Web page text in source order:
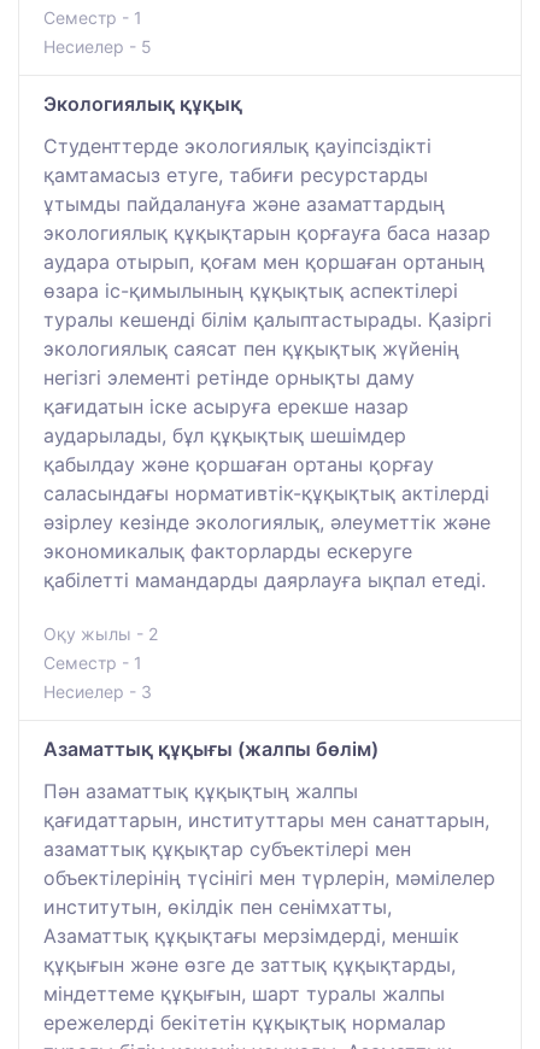
Семестр - 1
Несиелер - 5
Экологиялық құқық
Студенттерде экологиялық қауіпсіздікті
қамтамасыз етуге, табиғи ресурстарды
ұтымды пайдалануға және азаматтардың
экологиялық құқықтарын қорғауға баса назар
аудара отырып, қоғам мен қоршаған ортаның
өзара іс-қимылының құқықтық аспектілері
туралы кешенді білім қалыптастырады. Қазіргі
экологиялық саясат пен құқықтық жүйенің
негізгі элементі ретінде орнықты даму
қағидатын іске асыруға ерекше назар
аударылады, бұл құқықтық шешімдер
қабылдау және қоршаған ортаны қорғау
саласындағы нормативтік-құқықтық актілерді
әзірлеу кезінде экологиялық, әлеуметтік және
экономикалық факторларды ескеруге
қабілетті мамандарды даярлауға ықпал етеді.
Оқу жылы - 2
Семестр - 1
Несиелер - 3
Азаматтық құқығы (жалпы бөлім)
Пән азаматтық құқықтың жалпы
қағидаттарын, институттары мен санаттарын,
азаматтық құқықтар субъектілері мен
объектілерінің түсінігі мен түрлерін, мәмілелер
институтын, өкілдік пен сенімхатты,
Азаматтық құқықтағы мерзімдерді, меншік
құқығын және өзге де заттық құқықтарды,
міндеттеме құқығын, шарт туралы жалпы
ережелерді бекітетін құқықтық нормалар